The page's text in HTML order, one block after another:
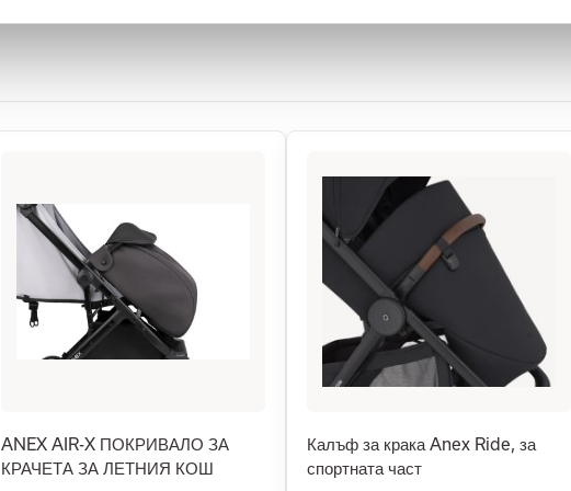
ANEX AIR-X ПОКРИВАЛО ЗА
КРАЧЕТА ЗА ЛЕТНИЯ КОШ
Калъф за крака Anex Ride, за
спортната част